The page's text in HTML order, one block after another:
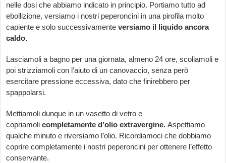
nelle dosi che abbiamo indicato in principio. Portiamo tutto ad
ebollizione, versiamo i nostri peperoncini in una pirofila molto
capiente e solo successivamenteversiamo il liquido ancora
caldo.
Lasciamoli a bagno per una giornata, almeno 24 ore, scoliamoli e
poi strizziamoli con l’aiuto di un canovaccio, senza però
esercitare pressione eccessiva, dato che finirebbero per
spappolarsi.
Mettiamoli dunque in un vasetto di vetro e
copriamolicompletamente d’olio extravergine. Aspettiamo
qualche minuto e riversiamo l’olio. Ricordiamoci che dobbiamo
coprire completamente i nostri peperoncini per ottenere l’effetto
conservante.